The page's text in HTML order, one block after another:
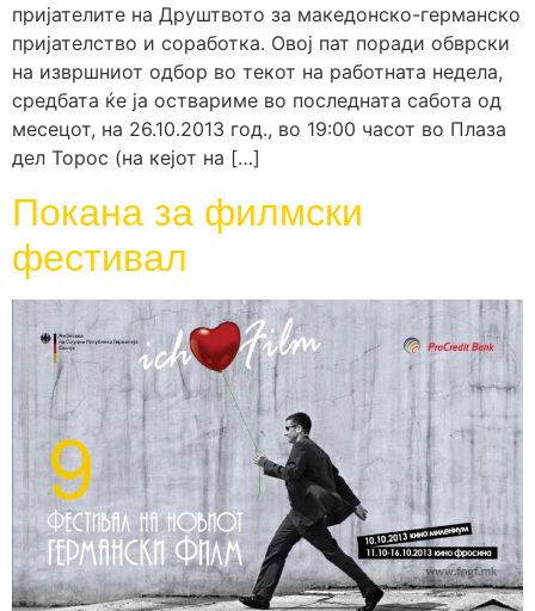
пријателите на Друштвото за македонско-германско
пријателство и соработка. Овој пат поради обврски
на извршниот одбор во текот на работната недела,
средбата ќе ја оствариме во последната сабота од
месецот, на 26.10.2013 год., во 19:00 часот во Плаза
дел Торос (на кејот на […]
Покана за филмски
фестивал